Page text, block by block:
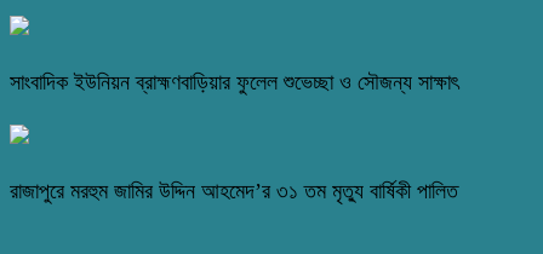
সাংবাদিক ইউনিয়ন ব্রাহ্মণবাড়িয়ার ফুলেল শুভেচ্ছা ও সৌজন্য সাক্ষাৎ
রাজাপুরে মরহুম জামির উদ্দিন আহমেদ’র ৩১ তম মৃত্যু বার্ষিকী পালিত